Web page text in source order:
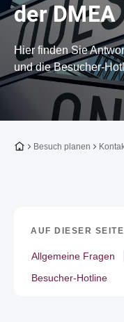
der DMEA
Hier finden Sie
und die Besucher-
Zur Startseite
Besuch planen
AUF DIESER SEITE
Allgemeine Fragen
Besucher-Hotline